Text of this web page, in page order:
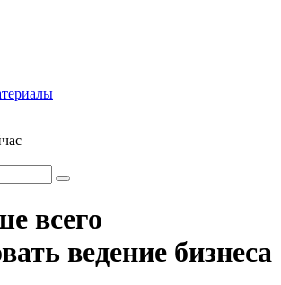
всего
ведение бизнеса